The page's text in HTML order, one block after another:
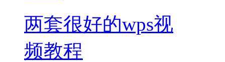
两套很好的wps视
频教程